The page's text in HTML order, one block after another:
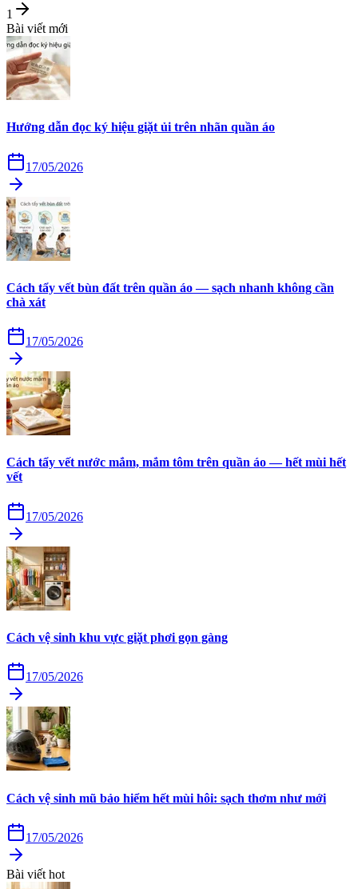
1
Bài viết mới
Hướng dẫn đọc ký hiệu giặt ủi trên nhãn quần áo
17/05/2026
Cách tẩy vết bùn đất trên quần áo — sạch nhanh không cần
chà xát
17/05/2026
Cách tẩy vết nước mắm, mắm tôm trên quần áo — hết mùi hết
vết
17/05/2026
Cách vệ sinh khu vực giặt phơi gọn gàng
17/05/2026
Cách vệ sinh mũ bảo hiểm hết mùi hôi: sạch thơm như mới
17/05/2026
Bài viết hot